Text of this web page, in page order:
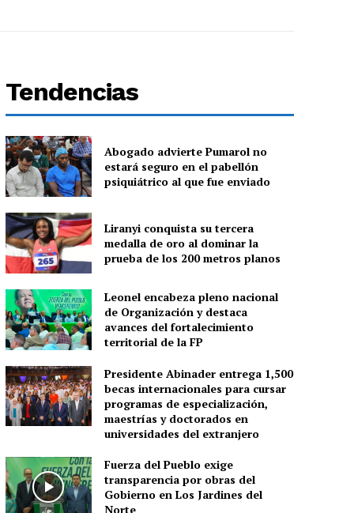
Tendencias
Abogado advierte Pumarol no
estará seguro en el pabellón
psiquiátrico al que fue enviado
Liranyi conquista su tercera
medalla de oro al dominar la
prueba de los 200 metros planos
Leonel encabeza pleno nacional
de Organización y destaca
avances del fortalecimiento
territorial de la FP
Presidente Abinader entrega 1,500
becas internacionales para cursar
programas de especialización,
maestrías y doctorados en
universidades del extranjero
Fuerza del Pueblo exige
transparencia por obras del
Gobierno en Los Jardines del
Norte